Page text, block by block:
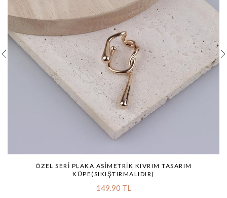
ÖZEL SERI PLAKA ASIMETRIK KIVRIM TASARIM
KÜPE(SIKIŞTIRMALIDIR)
149.90 TL